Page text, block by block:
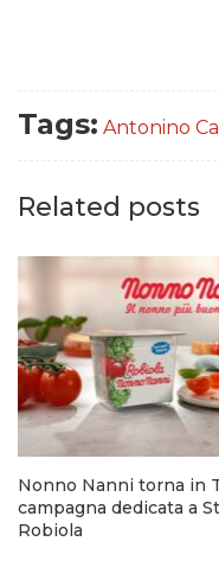
Tags: Antonino
Related posts
Nonno Nanni torna in
campagna dedicata a
Robiola